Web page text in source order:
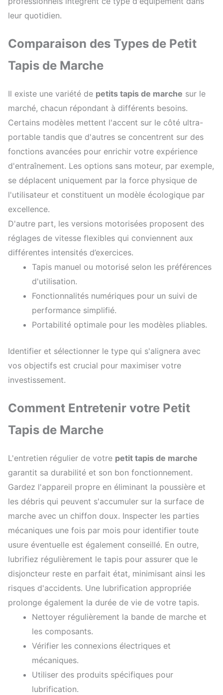
leur quotidien.
Comparaison des Types de Petit
Tapis de Marche
Il existe une variété de petits tapis de marche sur le
marché, chacun répondant à différents besoins.
Certains modèles mettent l'accent sur le côté ultra-
portable tandis que d'autres se concentrent sur des
fonctions avancées pour enrichir votre expérience
d'entraînement. Les options sans moteur, par exemple,
se déplacent uniquement par la force physique de
l'utilisateur et constituent un modèle écologique par
excellence.
D'autre part, les versions motorisées proposent des
réglages de vitesse flexibles qui conviennent aux
différentes intensités d’exercices.
Tapis manuel ou motorisé selon les préférences
d'utilisation.
Fonctionnalités numériques pour un suivi de
performance simplifié.
Portabilité optimale pour les modèles pliables.
Identifier et sélectionner le type qui s'alignera avec
vos objectifs est crucial pour maximiser votre
investissement.
Comment Entretenir votre Petit
Tapis de Marche
L'entretien régulier de votre petit tapis de marche
garantit sa durabilité et son bon fonctionnement.
Gardez l'appareil propre en éliminant la poussière et
les débris qui peuvent s'accumuler sur la surface de
marche avec un chiffon doux. Inspecter les parties
mécaniques une fois par mois pour identifier toute
usure éventuelle est également conseillé. En outre,
lubrifiez régulièrement le tapis pour assurer que le
disjoncteur reste en parfait état, minimisant ainsi les
risques d'accidents. Une lubrification appropriée
prolonge également la durée de vie de votre tapis.
Nettoyer régulièrement la bande de marche et
les composants.
Vérifier les connexions électriques et
mécaniques.
Utiliser des produits spécifiques pour
lubrification.